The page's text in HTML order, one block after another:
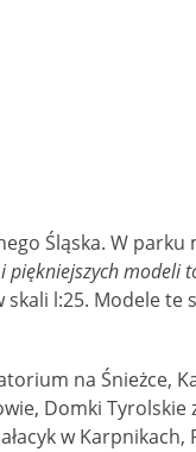
Śląska. W parku
piękniejszych modeli
l:25. Modele te
na Śnieżce,
Domki Tyrolskie
w Karpnikach,